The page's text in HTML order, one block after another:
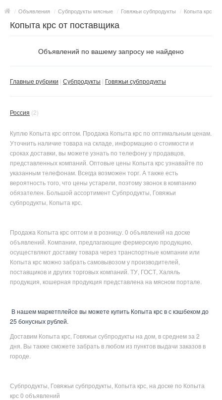
/ Объявления / Субпродукты мясные / Говяжьи субпродукты / Копыта крс
Копыта крс от поставщика
Объявлений по вашему запросу не найдено
Главные рубрики Субпродукты Говяжьи субпродукты
Россия (2)
Куплю Копыта крс оптом. Продажа Копыта крс по оптимальным ценам.
Уточнить наличие товара на складе, информацию о стоимости и
сроках доставки, вы можете узнать по телефону у продавцов,
представленных компаний. Оптовые цены Копыта крс узнавайте по
указанным телефонам. Всегда возможен торг. А также есть
вероятность того, что цены устарели, поэтому звонок в компанию
обязателен. Большой ассортимент Субпродукты, Говяжьи
субпродукты, Копыта крс.
Продажа Копыта крс оптом и в розницу. 0 объявлений на доске
объявлений. Компании, предлагающие фермерскую продукцию,
осуществляют доставку товара через транспортные компании или
Копыта крс можно забрать самовывозом у производителей,
поставщиков и других торговых компаний. ТУ, ГОСТ, Халяль
продукция, кошерная продукция представлена на мясном портале.
В нашем маркетплейсе вы можете купить Копыта крс в с кэшбеком до
25 бонусных рублей.
Доставим Копыта крс, Говяжьи субпродукты на дом, в среднем за 2
дня. Вы также сможете забрать в любом из пунктов выдачи заказов в
городе.
Субпродукты, Говяжьи субпродукты, Копыта крс, на доске по Копыта
крс 0 объявлений